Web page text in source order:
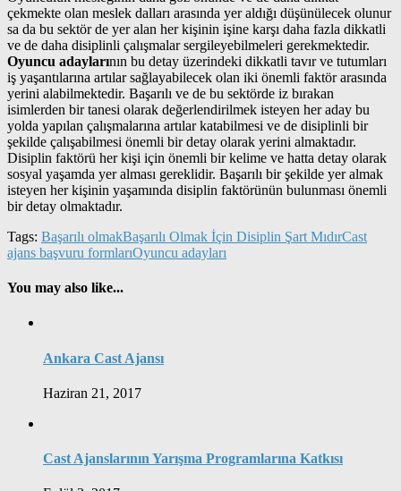
çekmekte olan meslek dalları arasında yer aldığı düşünülecek olunur
sa da bu sektör de yer alan her kişinin işine karşı daha fazla dikkatli
ve de daha disiplinli çalışmalar sergileyebilmeleri gerekmektedir.
Oyuncu adaylarının bu detay üzerindeki dikkatli tavır ve tutumları
iş yaşantılarına artılar sağlayabilecek olan iki önemli faktör arasında
yerini alabilmektedir. Başarılı ve de bu sektörde iz bırakan
isimlerden bir tanesi olarak değerlendirilmek isteyen her aday bu
yolda yapılan çalışmalarına artılar katabilmesi ve de disiplinli bir
şekilde çalışabilmesi önemli bir detay olarak yerini almaktadır.
Disiplin faktörü her kişi için önemli bir kelime ve hatta detay olarak
sosyal yaşamda yer alması gereklidir. Başarılı bir şekilde yer almak
isteyen her kişinin yaşamında disiplin faktörünün bulunması önemli
bir detay olmaktadır.
Tags: Başarılı olmakBaşarılı Olmak İçin Disiplin Şart MıdırCast
ajans başvuru formlarıOyuncu adayları
You may also like...
Ankara Cast Ajansı
Haziran 21, 2017
Cast Ajanslarının Yarışma Programlarına Katkısı